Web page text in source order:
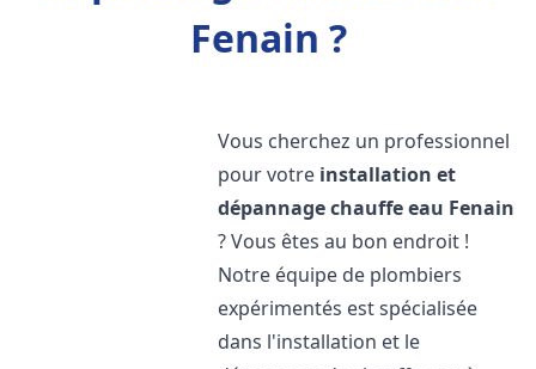
Fenain ?
Vous cherchez un professionnel
pour votre installation et
dépannage chauffe eau Fenain
? Vous êtes au bon endroit !
Notre équipe de plombiers
expérimentés est spécialisée
dans l'installation et le